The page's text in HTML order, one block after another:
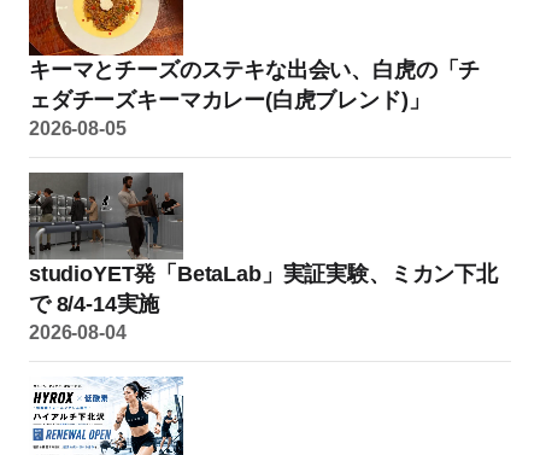
キーマとチーズのステキな出会い、白虎の「チ
ェダチーズキーマカレー(白虎ブレンド)」
2026-08-05
studioYET発「BetaLab」実証実験、ミカン下北
で 8/4-14実施
2026-08-04